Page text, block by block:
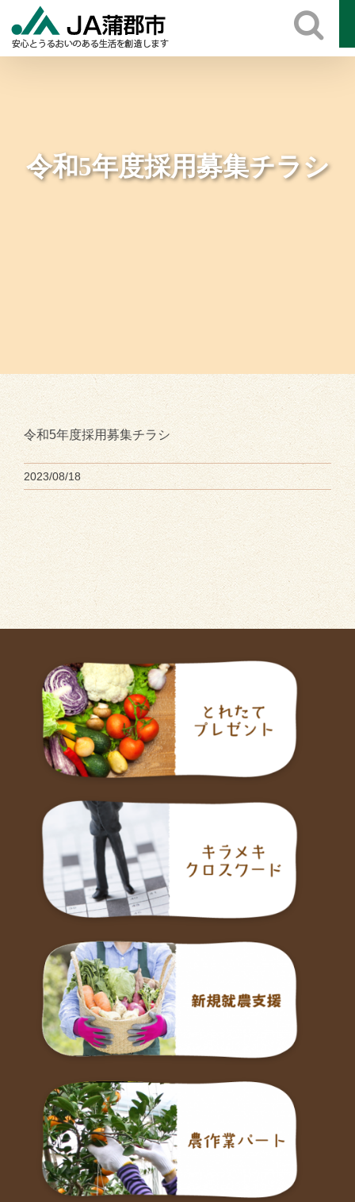
令和5年度採用募集チラシ
令和5年度採用募集チラシ
2023/08/18